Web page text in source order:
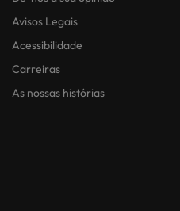
Avisos Legais
Acessibilidade
Carreiras
As nossas histórias